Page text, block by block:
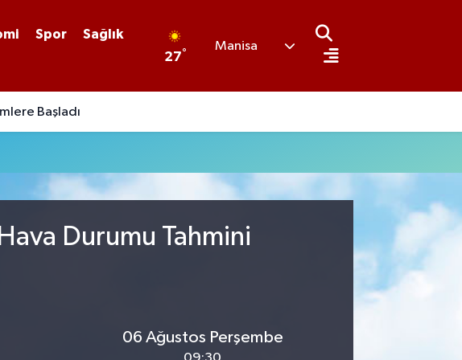
Spor
Sağlık
27°
Manisa
Başladı
Durumu Tahmini
06 Ağustos Perşembe